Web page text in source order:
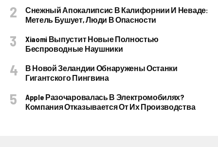
Снежный Апокалипсис В Калифорнии И Неваде:
Метель Бушует, Люди В Опасности
Xiaomi Выпустит Новые Полностью
Беспроводные Наушники
В Новой Зеландии Обнаружены Останки
Гигантского Пингвина
Apple Разочаровалась В Электромобилях?
Компания Отказывается От Их Производства